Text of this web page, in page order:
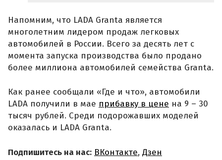
Напомним, что LADA Granta является
многолетним лидером продаж легковых
автомобилей в России. Всего за десять лет с
момента запуска производства было продано
более миллиона автомобилей семейства Granta.
Как ранее сообщали «Где и что», автомобили
LADA получили в мае прибавку в цене на 9 – 30
тысяч рублей. Среди подорожавших моделей
оказалась и LADA Granta.
Подпишитесь на нас: ВКонтакте, Дзен